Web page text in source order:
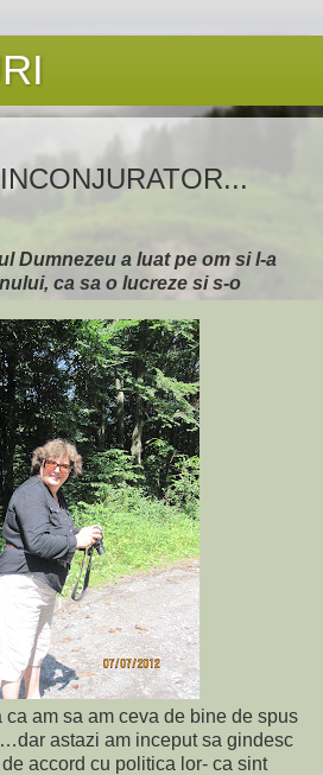
Dumnezeu a luat pe om si l-a
ca sa o lucreze si s-o
am sa am ceva de bine de spus
astazi am inceput sa gindesc
accord cu politica lor- ca sint